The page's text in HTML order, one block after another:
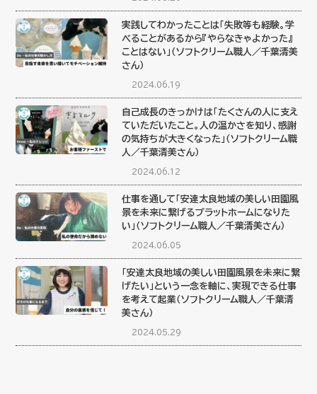
実践してわかったことは「失敗等も経験。学
べることがあるから『やらなきゃよかった』
ことはない」（ソフトクリーム職人／千葉清美
さん）
2024.06.19
自己成長のきっかけは「たくさんの人に支え
ていただいたこと。人の温かさを知り、感謝
の気持ちが大きくなった」（ソフトクリーム職
人／千葉清美さん）
2024.06.12
仕事を通して「安達太良地域の美しい田園風
景を未来に繋げるプラットホームになりた
い」（ソフトクリーム職人／千葉清美さん）
2024.06.05
「安達太良地域の美しい田園風景を未来に繋
げたい」という一念を軸に、実現できる仕事
を考えて起業（ソフトクリーム職人／千葉清
美さん）
2024.05.29